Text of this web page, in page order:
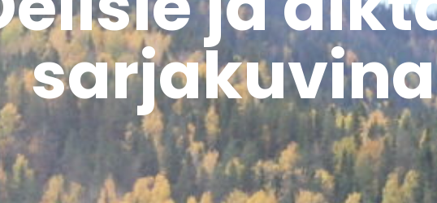
sarjakuvina